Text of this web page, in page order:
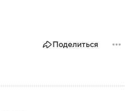
Поделиться